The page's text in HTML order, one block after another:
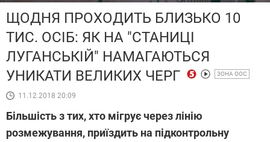
ЩОДНЯ ПРОХОДИТЬ БЛИЗЬКО 10
ТИС. ОСІБ: ЯК НА "СТАНИЦІ
ЛУГАНСЬКІЙ" НАМАГАЮТЬСЯ
УНИКАТИ ВЕЛИКИХ ЧЕРГ
ЗОНА ООС
11.12.2018 20:09
Більшість з тих, хто мігрує через лінію
розмежування, приїздить на підконтрольну